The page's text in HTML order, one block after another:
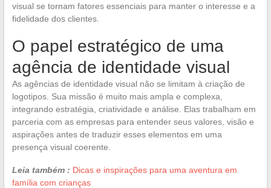
visual se tornam fatores essenciais para manter o interesse e a
fidelidade dos clientes.
O papel estratégico de uma
agência de identidade visual
As agências de identidade visual não se limitam à criação de
logotipos. Sua missão é muito mais ampla e complexa,
integrando estratégia, criatividade e análise. Elas trabalham em
parceria com as empresas para entender seus valores, visão e
aspirações antes de traduzir esses elementos em uma
presença visual coerente.
Leia também : Dicas e inspirações para uma aventura em
família com crianças